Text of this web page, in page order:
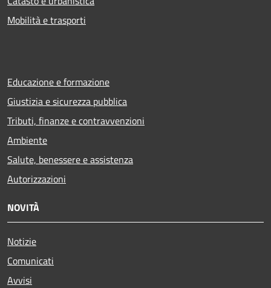
Mobilità e trasporti
Educazione e formazione
Giustizia e sicurezza pubblica
Tributi, finanze e contravvenzioni
Ambiente
Salute, benessere e assistenza
Autorizzazioni
NOVITÀ
Notizie
Comunicati
Avvisi